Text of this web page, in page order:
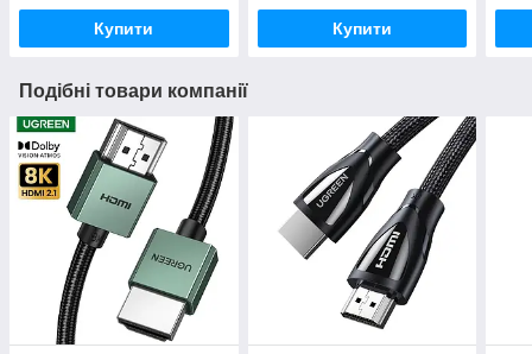
Купити Купити
Подібні товари компанії